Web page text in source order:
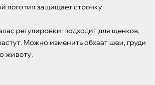
логотип защищает строчку.
регулировки: подходит для щенков,
Можно изменить обхват шеи, груди
животу.